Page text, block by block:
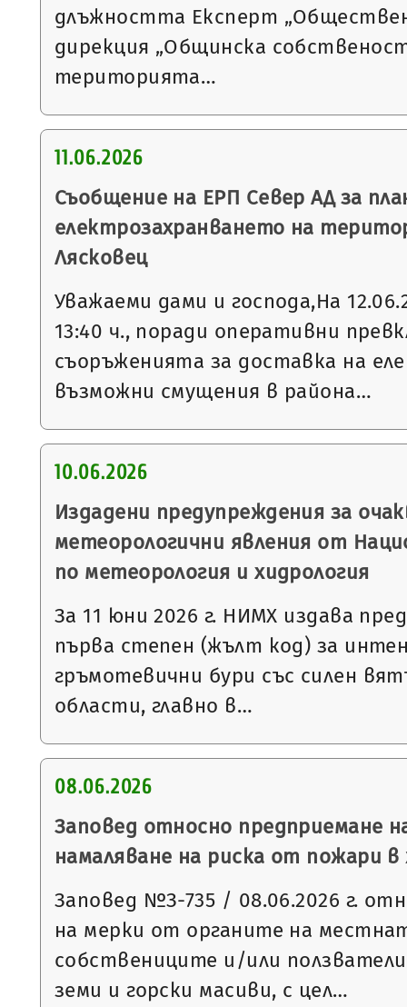
длъжността Експерт
дирекция „Общинска
територията…
11.06.2026
Съобщение на ЕРП Север АД за
електрозахранването на
Лясковец
Уважаеми дами и господа,На
13:40 ч., поради оперативни
съоръженията за доставка на
възможни смущения в района…
10.06.2026
Издадени предупреждения за
метеорологични явления от
по метеорология и хидрология
За 11 юни 2026 г. НИМХ издава
първа степен (жълт код) за
гръмотевични бури със силен
области, главно в…
08.06.2026
Заповед относно предприемане
намаляване на риска от пожари
Заповед №З-735 / 08.06.2026 г.
на мерки от органите на
собствениците и/или
земи и горски масиви, с цел…